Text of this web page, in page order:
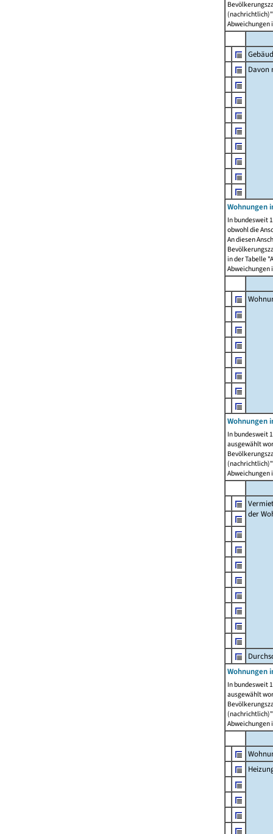
Abweichungen
Davon
Wohnungen
In bundesweit
obwohl die
An diesen
in der Tabelle
Abweichungen
Wohnungen
In bundesweit
ausgewählt
Abweichungen
der
Wohnungen
In bundesweit
ausgewählt
Abweichungen